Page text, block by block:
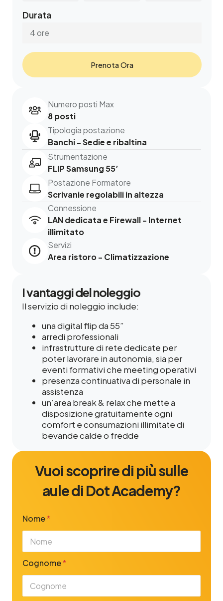
Durata
4 ore
Prenota Ora
Numero posti Max
8 posti
Tipologia postazione
Banchi - Sedie e ribaltina
Strumentazione
FLIP Samsung 55’
Postazione Formatore
Scrivanie regolabili in altezza
Connessione
LAN dedicata e Firewall - Internet
illimitato
Servizi
Area ristoro - Climatizzazione
I vantaggi del noleggio
Il servizio di noleggio include:
una digital flip da 55”
arredi professionali
infrastrutture di rete dedicate per
poter lavorare in autonomia, sia per
eventi formativi che meeting operativi
presenza continuativa di personale in
assistenza
un’area break & relax che mette a
disposizione gratuitamente ogni
comfort e consumazioni illimitate di
bevande calde o fredde
Vuoi scoprire di più sulle
aule di Dot Academy?
Nome*
Cognome*